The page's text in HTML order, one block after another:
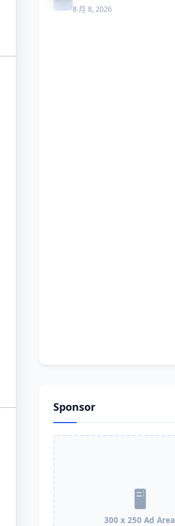
8 月 8, 2026
Sponsor
300 x 250 Ad Area